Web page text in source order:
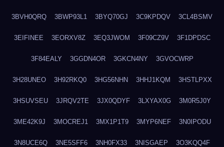
3BVH0QRQ 3BWP93L1 3BYQ70GJ 3C9KPDQV 3CL4BSMV
3EIFINEE 3EORXV8Z 3EQ3JWOM 3F09CZ9V 3F1DPDSC
3F84EALY 3GGDN4OR 3GKCN4NY 3GVOCWRP
3H28UNEO 3H92RKQ0 3HG56NHN 3HHJ1KQM 3HSTLPXX
3HSUVSEU 3JRQV2TE 3JX0QDYF 3LXYAX0G 3M0R5J0Y
3ME42K9J 3MOCREJ1 3MX1P1T9 3MYP6NEF 3N0IPODU
3N8UCE6Q 3NE5SFF6 3NH0FX33 3NISGAEP 3O3KQQ4F